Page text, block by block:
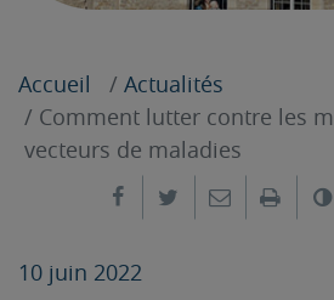
Accueil
Actualités
Comment lutter contre les
vecteurs de maladies
Partager sur
Partager sur
Envoyer
10 juin 2022